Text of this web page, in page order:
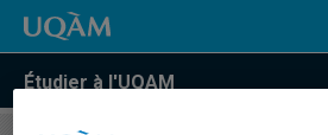
Étudier à l'UQAM